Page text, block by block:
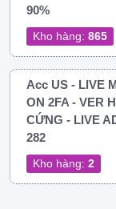
90%
Kho hàng: 865
Acc US - LIVE
ON 2FA - VER
CỨNG - LIVE
282
Kho hàng: 2